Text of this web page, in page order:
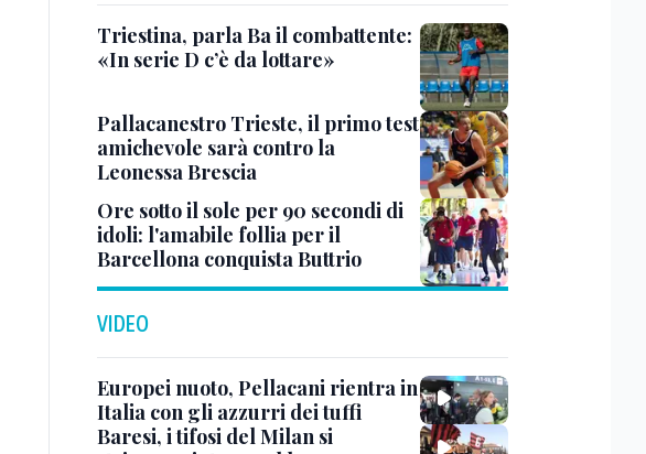
Triestina, parla Ba il combattente:
«In serie D c’è da lottare»
Pallacanestro Trieste, il primo test
amichevole sarà contro la
Leonessa Brescia
Ore sotto il sole per 90 secondi di
idoli: l'amabile follia per il
Barcellona conquista Buttrio
VIDEO
Europei nuoto, Pellacani rientra in
Italia con gli azzurri dei tuffi
Baresi, i tifosi del Milan si